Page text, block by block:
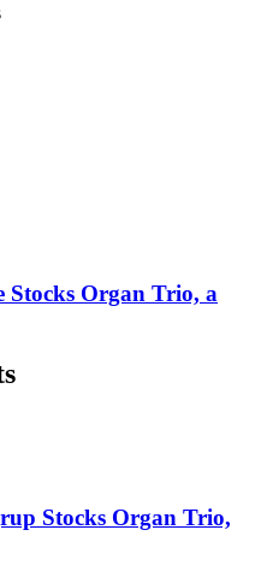
Stocks Organ Trio, a
Stocks Organ Trio,